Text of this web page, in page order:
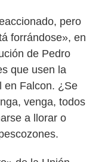
pero
forrándose», en
de Pedro
que usen la
en Falcon. ¿Se
venga, todos
a llorar o